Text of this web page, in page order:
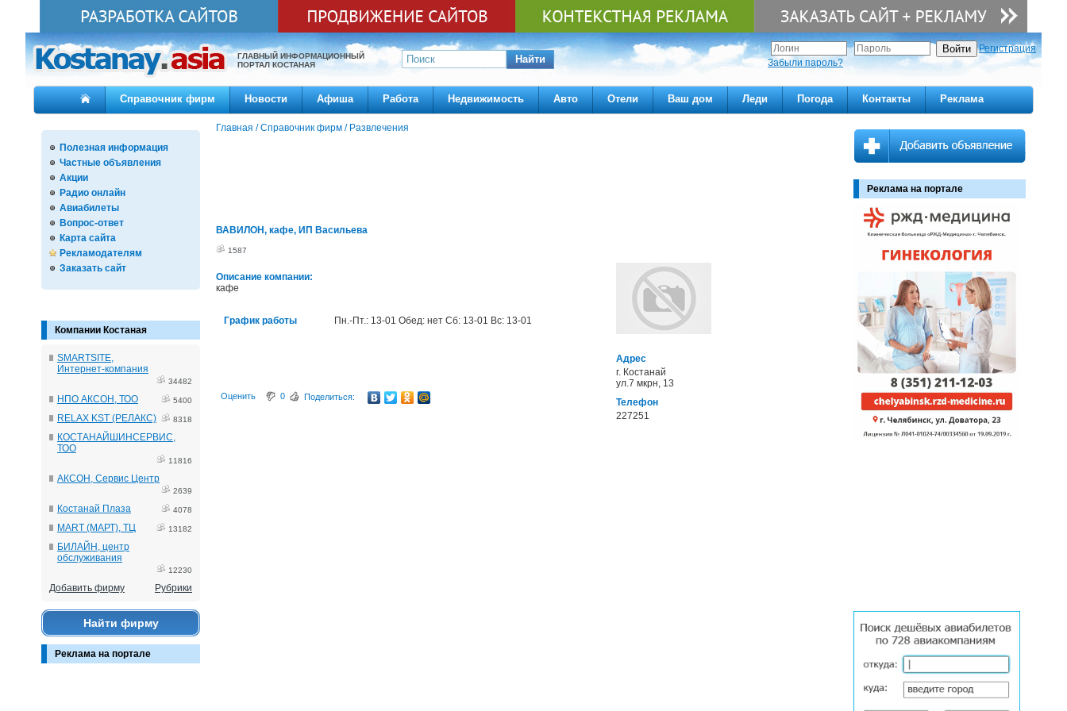
ГЛАВНЫЙ ИНФОРМАЦИОННЫЙ
ПОРТАЛ КОСТАНАЯ
Найти
Регистрация
Забыли пароль?
Справочник фирм Новости Афиша Работа Недвижимость Авто Отели Ваш дом Леди Погода Контакты Реклама
Полезная информация
Частные объявления
Акции
Радио онлайн
Авиабилеты
Вопрос-ответ
Карта сайта
Рекламодателям
Заказать сайт
Компании Костаная
SMARTSITE,
Интернет-компания
34482
НПО АКСОН, ТОО 5400
RELAX KST (РЕЛАКС) 8318
КОСТАНАЙШИНСЕРВИС,
ТОО
11816
АКСОН, Сервис Центр
2639
Костанай Плаза 4078
MART (МАРТ), ТЦ 13182
БИЛАЙН, центр
обслуживания
12230
Добавить фирму Рубрики
Найти фирму
Реклама на портале
Главная /Справочник фирм / Развлечения
ВАВИЛОН, кафе, ИП Васильева
1587
Описание компании:
кафе
Адрес
г. Костанай
ул.7 мкрн, 13
Телефон
227251
График работы Пн.-Пт.: 13-01 Обед: нет Сб: 13-01 Вс: 13-01
Оценить 0 Поделиться:
Реклама на портале